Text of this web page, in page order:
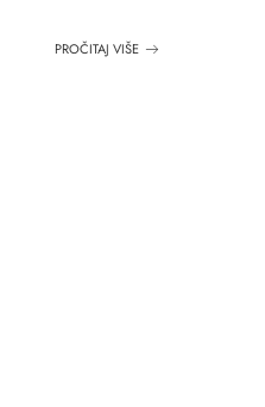
PROČITAJ VIŠE